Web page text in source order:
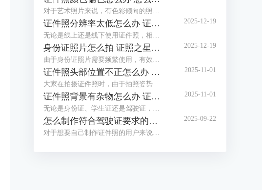
对于艺术照片来说，有色彩倾向的照片别具风格，但对于证件照来说，色彩冷暖明显或照片发灰发暗，是无法满足标准证件照要求并投入使用的，需要给照片进行色彩校正。这篇文章就告诉大家证件照颜色偏色怎么办，怎么用证照之星软件校正照片色彩。
证件照分辨率太低怎么办 证照之星软件怎么提高照片的分辨率
无论是线上还是线下使用证件照，相应的系统和平台对证件照的清晰度都有要求，分辨率低、照片模糊，这些都会影响证件照的审核通过率，若不想重拍，可借助专业软件提升分辨率。这篇文章就告诉大家证件照分辨率太低怎么办，证照之星软件怎么提高照片的分辨率。
2025-12-19
身份证照片怎么拍 证照之星软件如何制作身份证照片
由于身份证照片需要频繁使用，有效期也较长，大家都想拍摄一张好看的身份证照，但办证处拍摄的身份证照却总不尽如人意，那么怎么拍摄让自己满意的身份证照呢？这篇文章就告诉大家身份证照片怎么拍，证照之星软件如何制作身份证照片。
2025-12-19
证件照头部位置不正怎么办 证照之星怎么校正照片头部位置
大家在拍摄证件照时，由于拍照姿势调整不到位，总是有轻微的歪头和斜肩现象，影响证件照美观，后期处理也比较困难。那么当证件照头部位置不正时，该怎么正确调整呢？这篇文章就告诉大家证件照头部位置不正怎么办，证照之星怎么校正照片头部位置。
2025-11-01
证件照背景有杂物怎么办 证照之星软件如何智能去除背景杂物
无论是身份证、学生证还是驾驶证，都需要一张符合证件场景使用要求的证件照，制作标准证件照，离不开干净清晰的背景，当在家拍的证件照背景有太多杂物，达不到要求时，需要借助软件进行修改。这篇文章就告诉大家证件照背景有杂物怎么办，证照之星软件如何智能去除背景杂物。
2025-11-01
怎么制作符合驾驶证要求的照片 证照之星软件如何自动裁剪照片至驾驶证尺寸
对于想要自己制作证件照的用户来说，难点不在于技术，而在于拥有合适的工具，有了好的证件照拍摄工具与专业又简便的证件照制作软件，小白也能轻松制作证件照。这篇文章就告诉大家怎么制作符合驾驶证要求的照片，证照之星软件如何自动裁剪照片至驾驶证尺寸。
2025-09-22